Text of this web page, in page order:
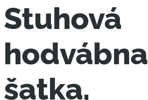
Stuhová
hodvábna
šatka,